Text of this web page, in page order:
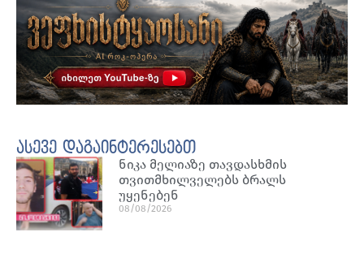
ასევე დაგაინტერესებთ
ნიკა მელიაზე თავდასხმის
თვითმხილველებს ბრალს
უყენებენ
08/08/2026